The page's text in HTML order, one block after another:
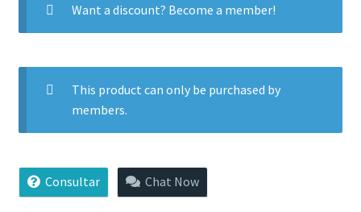
Want a discount? Become a member!
This product can only be purchased by
members.
Consultar Chat Now